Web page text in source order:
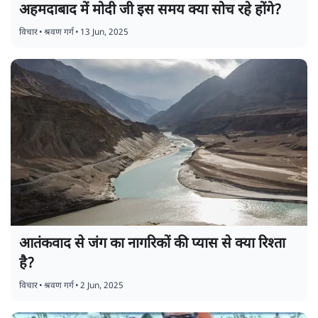
अहमदाबाद में मोदी जी इस समय क्या सोच रहे होंगे?
विचार•श्रवण गर्ग• 13 Jun, 2025
आतंकवाद से जंग का नागरिकों की प्यास से क्या रिश्ता
है?
विचार•श्रवण गर्ग•2 Jun, 2025